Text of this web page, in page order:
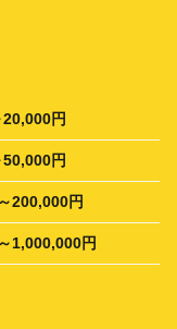
円
円
200,000円
1,000,000円